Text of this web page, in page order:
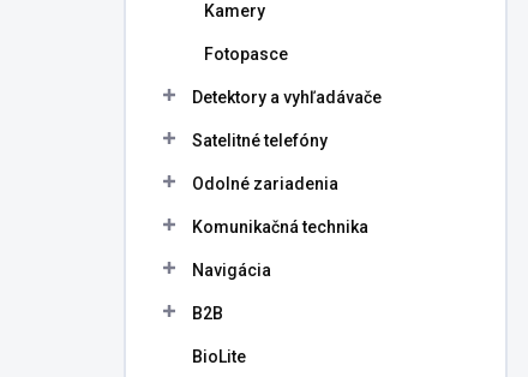
Kamery
Fotopasce
Detektory a vyhľadávače
Satelitné telefóny
Odolné zariadenia
Komunikačná technika
Navigácia
B2B
BioLite